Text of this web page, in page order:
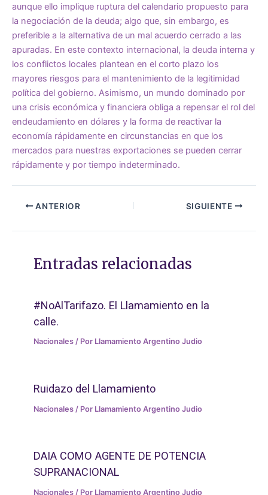
aunque ello implique ruptura del calendario propuesto para
la negociación de la deuda; algo que, sin embargo, es
preferible a la alternativa de un mal acuerdo cerrado a las
apuradas. En este contexto internacional, la deuda interna y
los conflictos locales plantean en el corto plazo los
mayores riesgos para el mantenimiento de la legitimidad
política del gobierno. Asimismo, un mundo dominado por
una crisis económica y financiera obliga a repensar el rol del
endeudamiento en dólares y la forma de reactivar la
economía rápidamente en circunstancias en que los
mercados para nuestras exportaciones se pueden cerrar
rápidamente y por tiempo indeterminado.
ANTERIOR SIGUIENTE
Entradas relacionadas
#NoAlTarifazo. El Llamamiento en la
calle.
Nacionales / Por Llamamiento Argentino Judio
Ruidazo del Llamamiento
Nacionales / Por Llamamiento Argentino Judio
DAIA COMO AGENTE DE POTENCIA
SUPRANACIONAL
Nacionales / Por Llamamiento Argentino Judio